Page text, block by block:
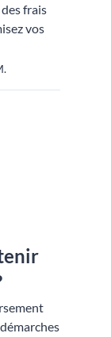
frais
vos